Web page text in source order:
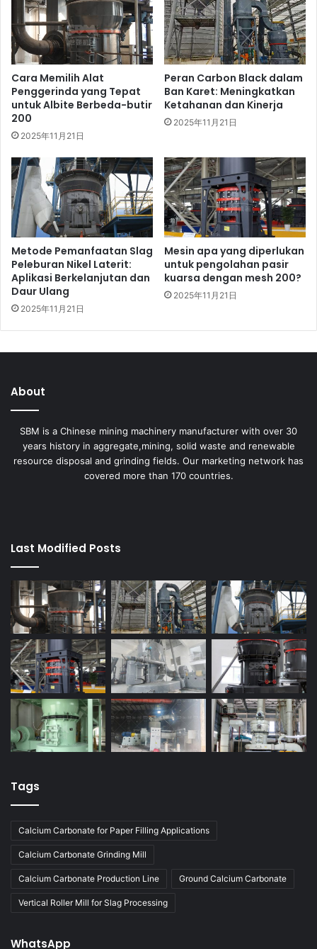
Cara Memilih Alat
Penggerinda yang Tepat
untuk Albite Berbeda-butir
200
2025年11月21日
Peran Carbon Black dalam
Ban Karet: Meningkatkan
Ketahanan dan Kinerja
2025年11月21日
Metode Pemanfaatan Slag
Peleburan Nikel Laterit:
Aplikasi Berkelanjutan dan
Daur Ulang
2025年11月21日
Mesin apa yang diperlukan
untuk pengolahan pasir
kuarsa dengan mesh 200?
2025年11月21日
About
SBM is a Chinese mining machinery manufacturer with over 30
years history in aggregate,mining, solid waste and renewable
resource disposal and grinding fields. Our marketing network has
covered more than 170 countries.
Last Modified Posts
Tags
Calcium Carbonate for Paper Filling Applications
Calcium Carbonate Grinding Mill
Calcium Carbonate Production Line Ground Calcium Carbonate
Vertical Roller Mill for Slag Processing
WhatsApp